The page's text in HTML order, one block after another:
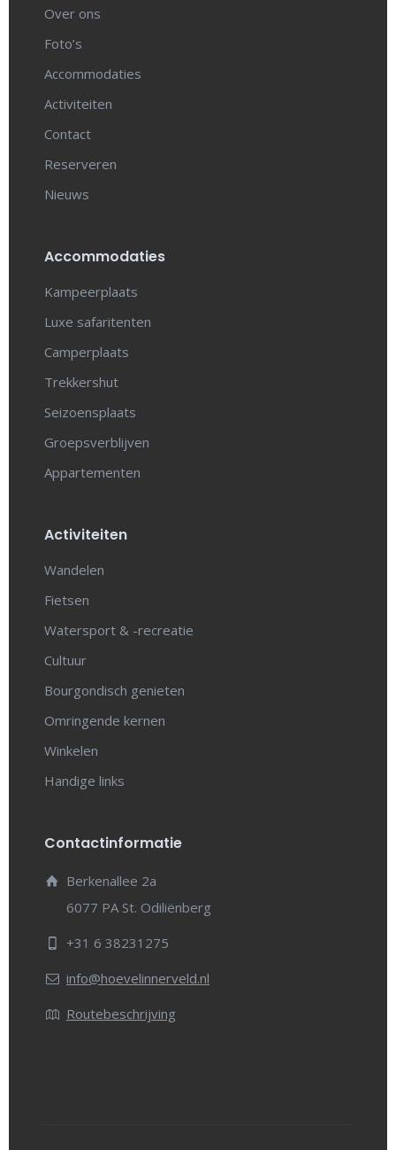
Over ons
Foto’s
Accommodaties
Activiteiten
Contact
Reserveren
Nieuws
Accommodaties
Kampeerplaats
Luxe safaritenten
Camperplaats
Trekkershut
Seizoensplaats
Groepsverblijven
Appartementen
Activiteiten
Wandelen
Fietsen
Watersport & -recreatie
Cultuur
Bourgondisch genieten
Omringende kernen
Winkelen
Handige links
Contactinformatie
Berkenallee 2a
6077 PA St. Odiliënberg
+31 6 38231275
info@hoevelinnerveld.nl
Routebeschrijving